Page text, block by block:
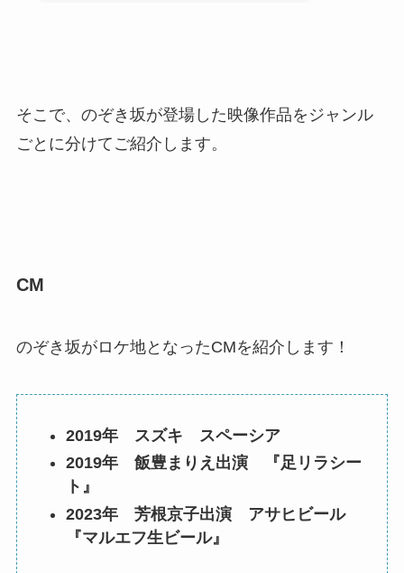
そこで、のぞき坂が登場した映像作品をジャンル
ごとに分けてご紹介します。
CM
のぞき坂がロケ地となったCMを紹介します！
2019年 スズキ スペーシア
2019年 飯豊まりえ出演 『足リラシー
ト』
2023年 芳根京子出演 アサヒビール
『マルエフ生ビール』